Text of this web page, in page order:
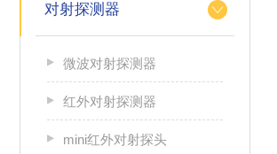
对射探测器
微波对射探测器
红外对射探测器
mini红外对射探头